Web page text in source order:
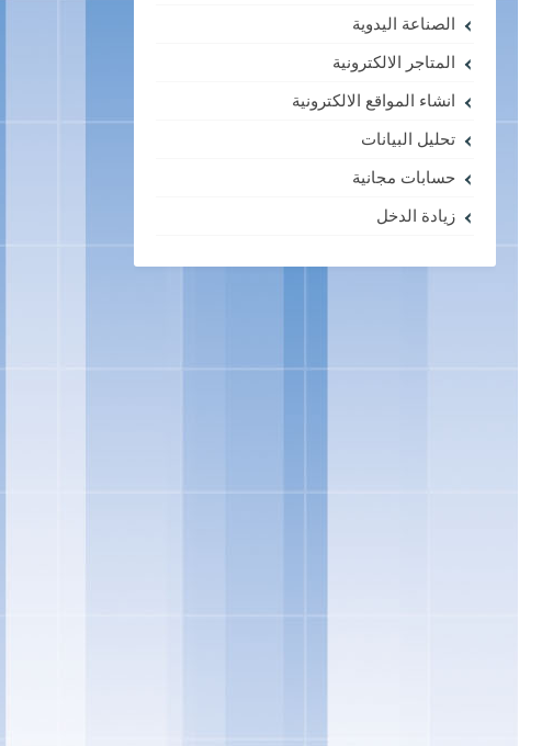
الصناعة اليدوية
المتاجر الالكترونية
انشاء المواقع الالكترونية
تحليل البيانات
حسابات مجانية
زيادة الدخل